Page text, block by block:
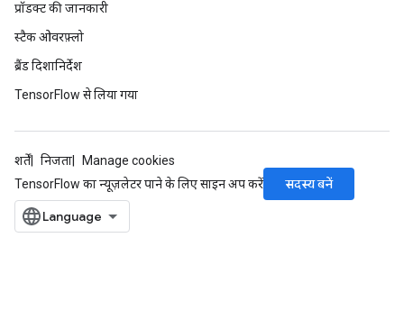
प्रॉडक्ट की जानकारी
स्टैक ओवरफ़्लो
ब्रैंड दिशानिर्देश
TensorFlow से लिया गया
शर्तें निजता
Manage cookies
TensorFlow का न्यूज़लेटर पाने के लिए साइन अप करें
सदस्य बनें